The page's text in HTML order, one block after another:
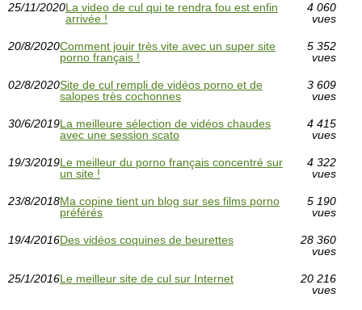
25/11/2020La video de cul qui te rendra fou est enfin
arrivée !
4 060
vues
20/8/2020Comment jouir très vite avec un super site
porno français !
5 352
vues
02/8/2020Site de cul rempli de vidéos porno et de
salopes très cochonnes
3 609
vues
30/6/2019La meilleure sélection de vidéos chaudes
avec une session scato
4 415
vues
19/3/2019Le meilleur du porno français concentré sur
un site !
4 322
vues
23/8/2018Ma copine tient un blog sur ses films porno
préférés
5 190
vues
19/4/2016Des vidéos coquines de beurettes
28 360
vues
25/1/2016Le meilleur site de cul sur Internet
20 216
vues